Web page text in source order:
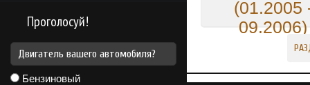
Проголосуй!
Двигатель вашего автомобиля?
Бензиновый